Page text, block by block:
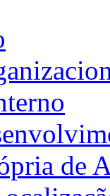
de